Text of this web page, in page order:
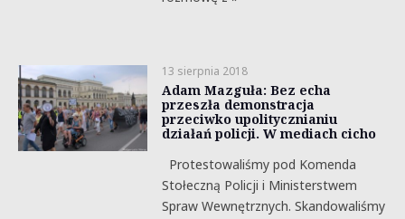
13 sierpnia 2018
Adam Mazguła: Bez echa
przeszła demonstracja
przeciwko upolitycznianiu
działań policji. W mediach cicho
Protestowaliśmy pod Komenda
Stołeczną Policji i Ministerstwem
Spraw Wewnętrznych. Skandowaliśmy